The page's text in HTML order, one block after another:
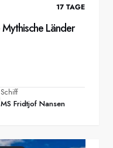
17 TAGE
Länder
Schiff
MS Fridtjof Nansen